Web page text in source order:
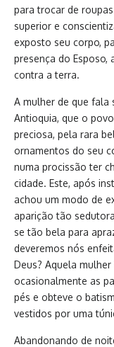
para trocar de
superior e
exposto seu corpo,
presença do
contra a terra.
A mulher de que fala
Antioquia, que o
preciosa, pela rara
ornamentos do seu
numa procissão ter
cidade. Este, após
achou um modo de
aparição tão
se tão bela para
deveremos nós
Deus? Aquela
ocasionalmente as
pés e obteve o
vestidos por uma
Abandonando de